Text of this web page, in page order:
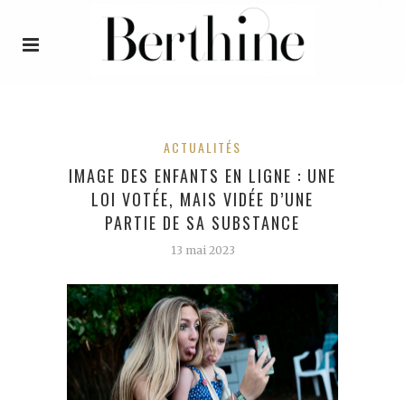
ACTUALITÉS
IMAGE DES ENFANTS EN LIGNE : UNE
LOI VOTÉE, MAIS VIDÉE D’UNE
PARTIE DE SA SUBSTANCE
13 mai 2023